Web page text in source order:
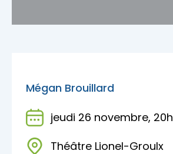
Mégan Brouillard
jeudi 26 novembre, 20h
Théâtre Lionel-Groulx